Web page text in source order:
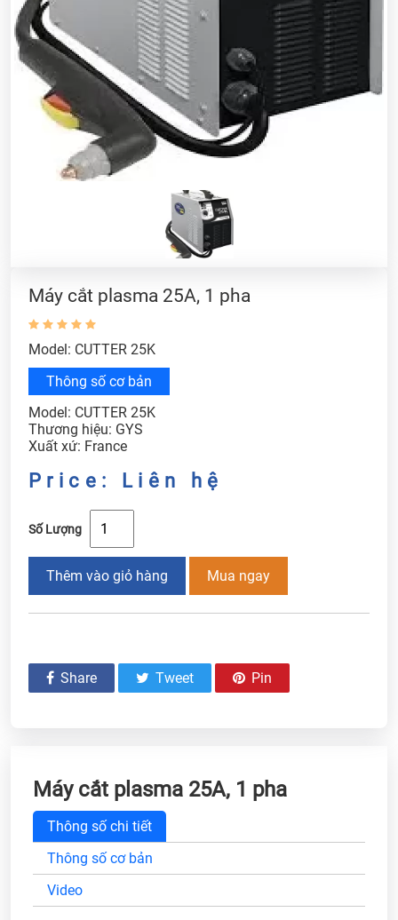
Máy cắt plasma 25A, 1 pha
Model: CUTTER 25K
Thông số cơ bản
Model: CUTTER 25K
Thương hiệu: GYS
Xuất xứ: France
Price: Liên hệ
Số Lượng
Thêm vào giỏ hàng Mua ngay
Share Tweet Pin
Máy cắt plasma 25A, 1 pha
Thông số chi tiết
Thông số cơ bản
Video